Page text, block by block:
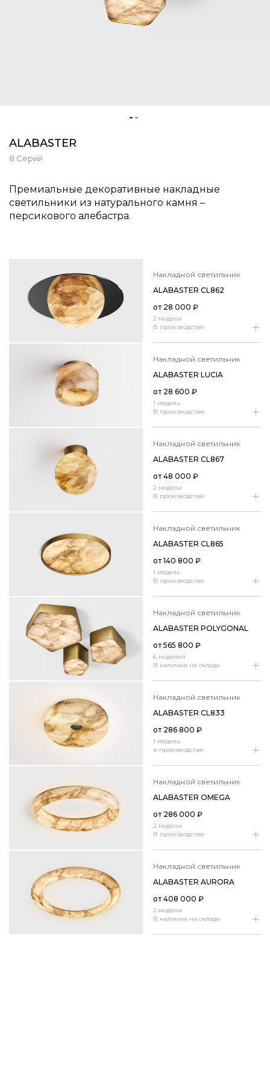
ALABASTER
8 Серий
Премиальные декоративные накладные
светильники из натурального камня –
персикового алебастра.
накладной светильник
2 модели
В производстве
ALABASTER CL862
от 28 000 ₽
накладной светильник
1 модель
В производстве
ALABASTER LUCIA
от 28 600 ₽
накладной светильник
2 модели
В производстве
ALABASTER CL867
от48 000 ₽
накладной светильник
1 модель
В производстве
ALABASTER CL865
от140 800 ₽
накладной светильник
6 моделей
В наличии на складе
ALABASTER POLYGONAL
от565 800 ₽
накладной светильник
1 модель
в производстве
ALABASTER CL833
от 286 800 ₽
накладной светильник
2 модели
В производстве
ALABASTER OMEGA
от 286 000 ₽
накладной светильник
2 модели
В наличии на складе
ALABASTER AURORA
от408 000 ₽